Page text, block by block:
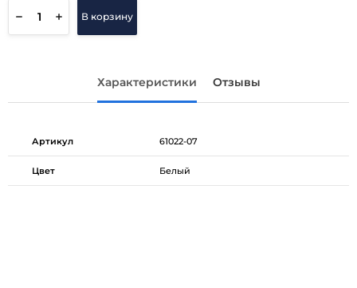
В корзину
Характеристики Отзывы
Артикул 61022-07
Цвет Белый